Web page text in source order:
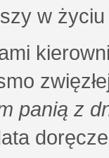
w
panią z